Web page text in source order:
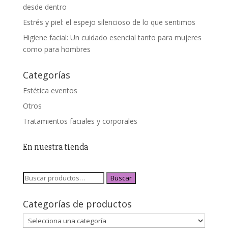
desde dentro
Estrés y piel: el espejo silencioso de lo que sentimos
Higiene facial: Un cuidado esencial tanto para mujeres
como para hombres
Categorías
Estética eventos
Otros
Tratamientos faciales y corporales
En nuestra tienda
Buscar
Categorías de productos